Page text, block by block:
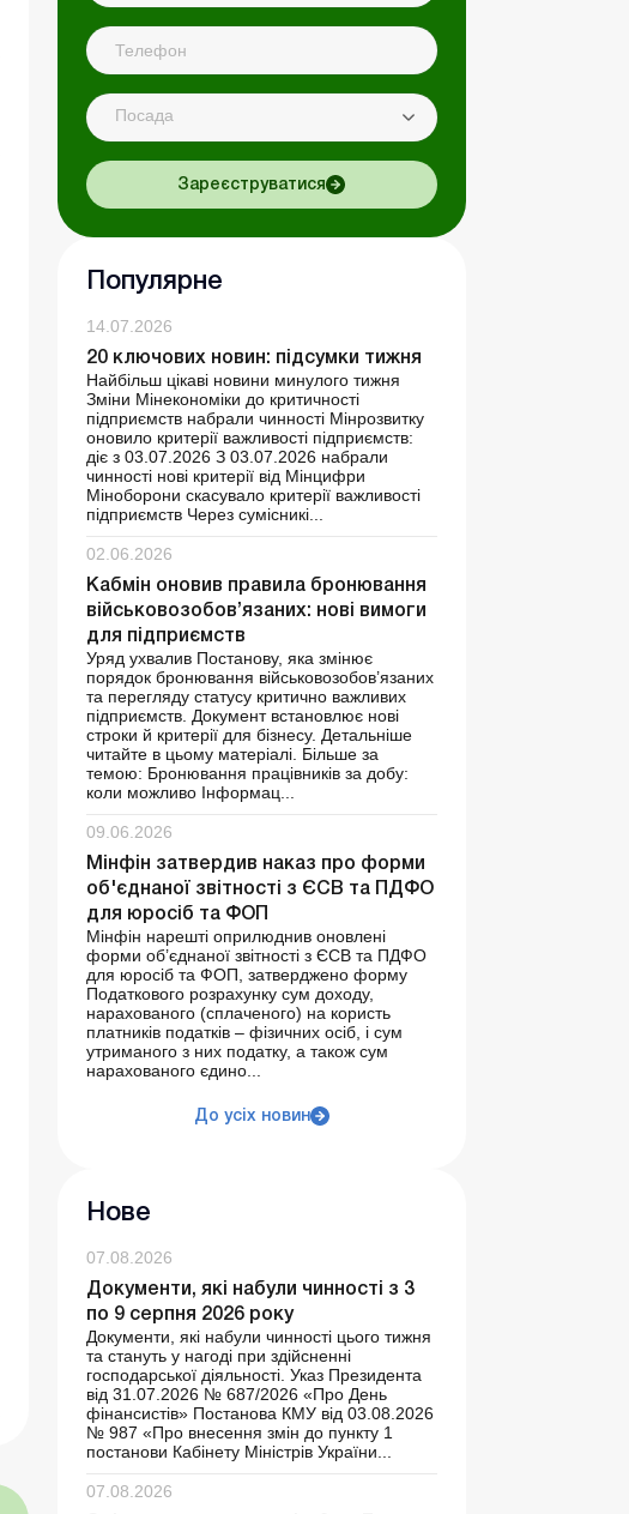
Посада
Зареєструватися
Популярне
14.07.2026
20 ключових новин: підсумки тижня
Найбільш цікаві новини минулого тижня
Зміни Мінекономіки до критичності
підприємств набрали чинності Мінрозвитку
оновило критерії важливості підприємств:
діє з 03.07.2026 З 03.07.2026 набрали
чинності нові критерії від Мінцифри
Міноборони скасувало критерії важливості
підприємств Через сумісникі...
02.06.2026
Кабмін оновив правила бронювання
військовозобов’язаних: нові вимоги
для підприємств
Уряд ухвалив Постанову, яка змінює
порядок бронювання військовозобов’язаних
та перегляду статусу критично важливих
підприємств. Документ встановлює нові
строки й критерії для бізнесу. Детальніше
читайте в цьому матеріалі. Більше за
темою: Бронювання працівників за добу:
коли можливо Інформац...
09.06.2026
Мінфін затвердив наказ про форми
об'єднаної звітності з ЄСВ та ПДФО
для юросіб та ФОП
Мінфін нарешті оприлюднив оновлені
форми об’єднаної звітності з ЄСВ та ПДФО
для юросіб та ФОП, затверджено форму
Податкового розрахунку сум доходу,
нарахованого (сплаченого) на користь
платників податків – фізичних осіб, і сум
утриманого з них податку, а також сум
нарахованого єдино...
До усіх новин
Нове
07.08.2026
Документи, які набули чинності з 3
по 9 серпня 2026 року
Документи, які набули чинності цього тижня
та стануть у нагоді при здійсненні
господарської діяльності. Указ Президента
від 31.07.2026 № 687/2026 «Про День
фінансистів» Постанова КМУ від 03.08.2026
№ 987 «Про внесення змін до пункту 1
постанови Кабінету Міністрів України...
07.08.2026